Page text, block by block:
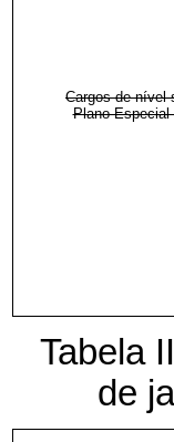
Cargos de nível
Plano Especial
Tabela
de